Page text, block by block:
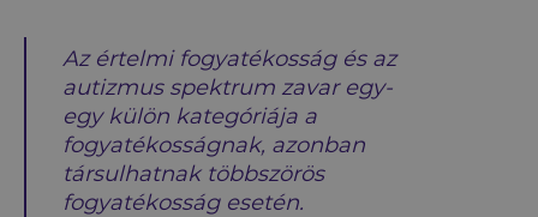
Az értelmi fogyatékosság és az
autizmus spektrum zavar egy-
egy külön kategóriája a
fogyatékosságnak, azonban
társulhatnak többszörös
fogyatékosság esetén.